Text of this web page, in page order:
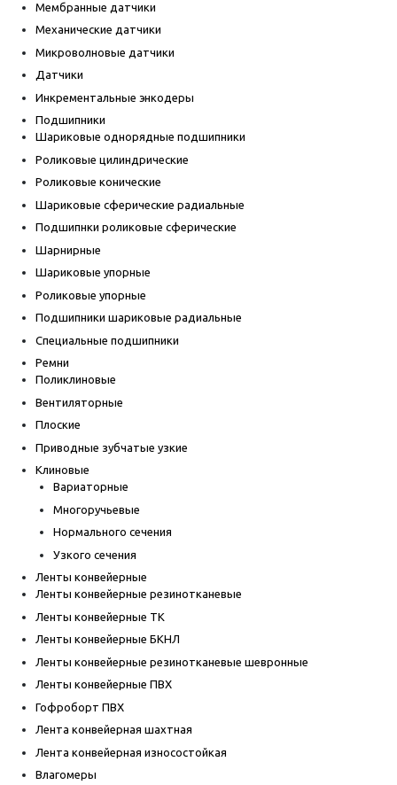
Мембранные датчики
Механические датчики
Микроволновые датчики
Датчики
Инкрементальные энкодеры
Подшипники
Шариковые однорядные подшипники
Роликовые цилиндрические
Роликовые конические
Шариковые сферические радиальные
Подшипнки роликовые сферические
Шарнирные
Шариковые упорные
Роликовые упорные
Подшипники шариковые радиальные
Специальные подшипники
Ремни
Поликлиновые
Вентиляторные
Плоские
Приводные зубчатые узкие
Клиновые
Вариаторные
Многоручьевые
Нормального сечения
Узкого сечения
Ленты конвейерные
Ленты конвейерные резинотканевые
Ленты конвейерные ТК
Ленты конвейерные БКНЛ
Ленты конвейерные резинотканевые шевронные
Ленты конвейерные ПВХ
Гофроборт ПВХ
Лента конвейерная шахтная
Лента конвейерная износостойкая
Влагомеры